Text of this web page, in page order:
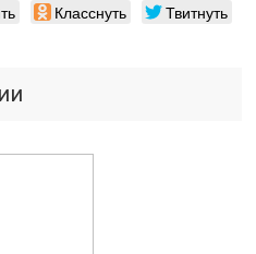
Класснуть Твитнуть